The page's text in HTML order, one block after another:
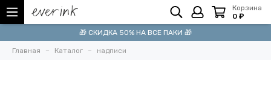
Корзина
0 ₽
🎁 СКИДКА 50% НА ВСЕ ПАКИ 🎁
Главная Каталог надписи